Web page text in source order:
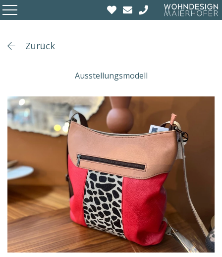
Zurück
Ausstellungsmodell